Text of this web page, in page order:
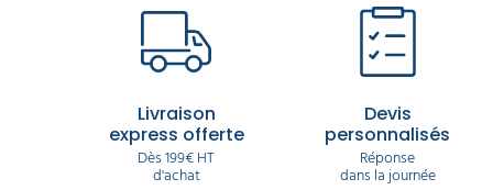
Livraison
express offerte
Dès 199€ HT
d'achat
Devis
personnalisés
Réponse
dans la journée